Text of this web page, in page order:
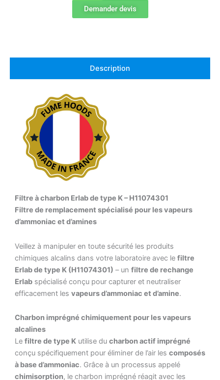
Demander devis
Description
Filtre à charbon Erlab de type K – H11074301
Filtre de remplacement spécialisé pour les vapeurs
d’ammoniac et d’amines
Veillez à manipuler en toute sécurité les produits
chimiques alcalins dans votre laboratoire avec le filtre
Erlab de type K (H11074301) – un filtre de rechange
Erlab spécialisé conçu pour capturer et neutraliser
efficacement les vapeurs d’ammoniac et d’amine.
Charbon imprégné chimiquement pour les vapeurs
alcalines
Le filtre de type K utilise du charbon actif imprégné
conçu spécifiquement pour éliminer de l’air les composés
à base d’ammoniac. Grâce à un processus appelé
chimisorption, le charbon imprégné réagit avec les